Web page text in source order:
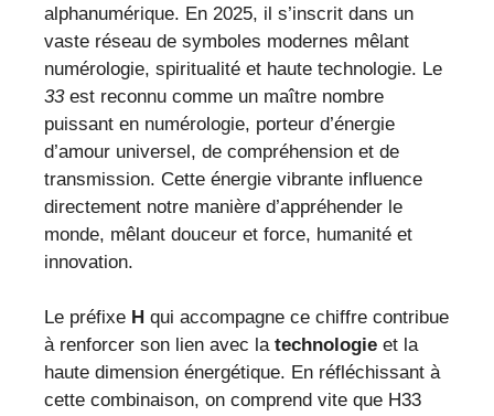
alphanumérique. En 2025, il s’inscrit dans un
vaste réseau de symboles modernes mêlant
numérologie, spiritualité et haute technologie. Le
33est reconnu comme un maître nombre
puissant en numérologie, porteur d’énergie
d’amour universel, de compréhension et de
transmission. Cette énergie vibrante influence
directement notre manière d’appréhender le
monde, mêlant douceur et force, humanité et
innovation.
Le préfixe H qui accompagne ce chiffre contribue
à renforcer son lien avec la technologie et la
haute dimension énergétique. En réfléchissant à
cette combinaison, on comprend vite que H33